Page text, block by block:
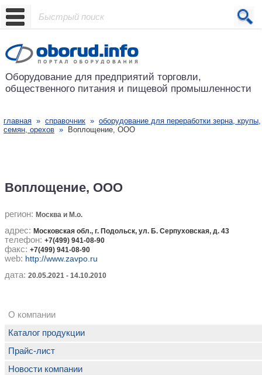
Проект основан в 2001 году
Оборудование для предприятий торговли,
общественного питания и пищевой промышленности
главная » справочник » оборудование для переработки зерна, крупы,
семян, орехов » Воплощение, ООО
Воплощение, ООО
регион: Москва и М.о.
адрес: Московская обл., г. Подольск, ул. Б. Серпуховская, д. 43
телефон: +7(499) 941-08-90
факс: +7(499) 941-08-90
web: http://www.zavpo.ru
дата: 20.05.2021 - 14.10.2010
О компании
Каталог продукции
Прайс-лист
Новости компании